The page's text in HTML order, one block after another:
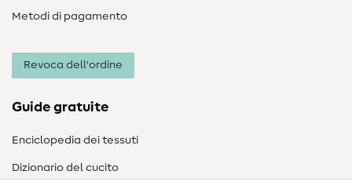
Metodi di pagamento
Revoca dell'ordine
Guide gratuite
Enciclopedia dei tessuti
Dizionario del cucito